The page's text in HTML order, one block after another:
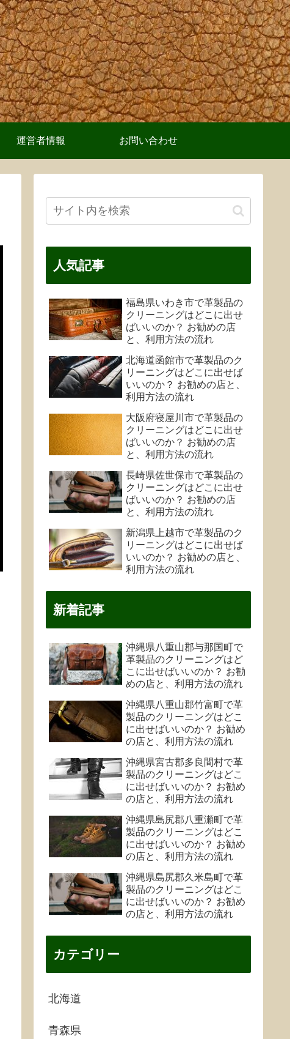
運営者情報 お問い合わせ
人気記事
福島県いわき市で革製品の
クリーニングはどこに出せ
ばいいのか？ お勧めの店
と、利用方法の流れ
北海道函館市で革製品のク
リーニングはどこに出せば
いいのか？ お勧めの店と、
利用方法の流れ
大阪府寝屋川市で革製品の
クリーニングはどこに出せ
ばいいのか？ お勧めの店
と、利用方法の流れ
長崎県佐世保市で革製品の
クリーニングはどこに出せ
ばいいのか？ お勧めの店
と、利用方法の流れ
新潟県上越市で革製品のク
リーニングはどこに出せば
いいのか？ お勧めの店と、
利用方法の流れ
新着記事
沖縄県八重山郡与那国町で
革製品のクリーニングはど
こに出せばいいのか？ お勧
めの店と、利用方法の流れ
沖縄県八重山郡竹富町で革
製品のクリーニングはどこ
に出せばいいのか？ お勧め
の店と、利用方法の流れ
沖縄県宮古郡多良間村で革
製品のクリーニングはどこ
に出せばいいのか？ お勧め
の店と、利用方法の流れ
沖縄県島尻郡八重瀬町で革
製品のクリーニングはどこ
に出せばいいのか？ お勧め
の店と、利用方法の流れ
沖縄県島尻郡久米島町で革
製品のクリーニングはどこ
に出せばいいのか？ お勧め
の店と、利用方法の流れ
カテゴリー
北海道
青森県